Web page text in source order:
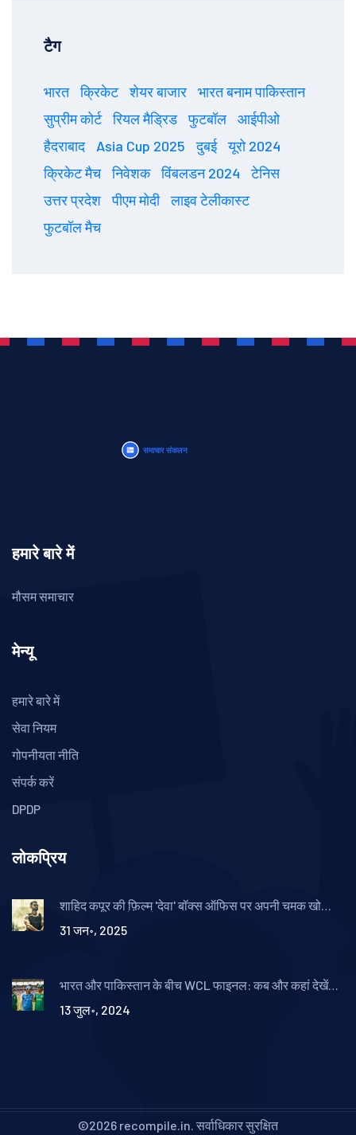
टैग
भारत क्रिकेट शेयर बाजार
भारत बनाम पाकिस्तान
सुप्रीम कोर्ट
रियल मैड्रिड फुटबॉल
आईपीओ
हैदराबाद
Asia Cup 2025 दुबई
यूरो 2024
क्रिकेट मैच
निवेशक विंबलडन 2024
टेनिस
उत्तर प्रदेश
पीएम मोदी
लाइव टेलीकास्ट
फुटबॉल मैच
हमारे बारे में
मौसम समाचार
मेन्यू
हमारे बारे में
सेवा नियम
गोपनीयता नीति
संपर्क करें
DPDP
लोकप्रिय
शाहिद कपूर की फ़िल्म 'देवा' बॉक्स ऑफिस पर अपनी चमक खो
31 जन॰, 2025
भारत और पाकिस्तान के बीच WCL फाइनल: कब और कहां देखें
13 जुल॰, 2024
©2026 recompile.in. सर्वाधिकार सुरक्षित